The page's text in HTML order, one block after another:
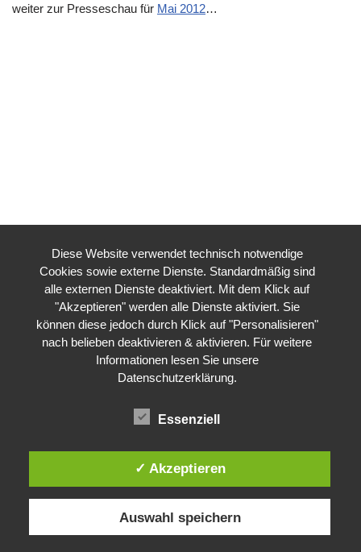
weiter zur Presseschau für Mai 2012…
Impressum Datenschutzerklärung
Diese Website verwendet technisch notwendige
Cookies sowie externe Dienste. Standardmäßig sind
alle externen Dienste deaktiviert. Mit dem Klick auf
"Akzeptieren" werden alle Dienste aktiviert. Sie
können diese jedoch durch Klick auf "Personalisieren"
nach belieben deaktivieren & aktivieren. Für weitere
Informationen lesen Sie unsere
Datenschutzerklärung.
Essenziell
✓ Akzeptieren
Auswahl speichern